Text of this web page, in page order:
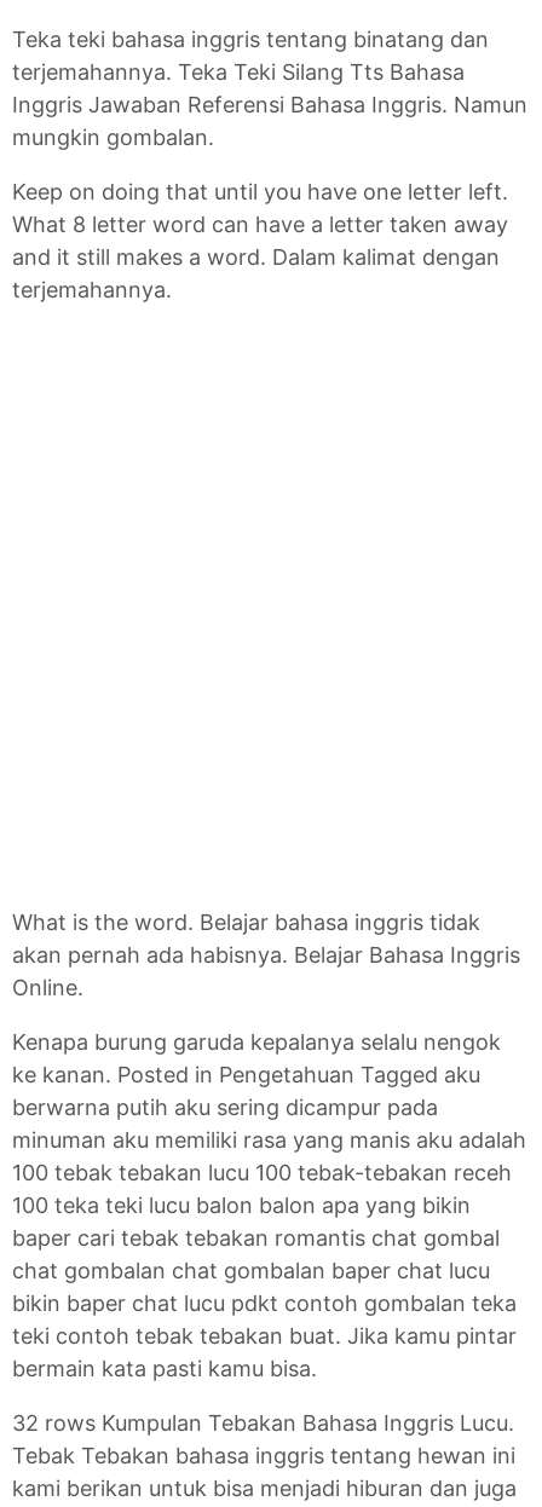
Teka teki bahasa inggris tentang binatang dan
terjemahannya. Teka Teki Silang Tts Bahasa
Inggris Jawaban Referensi Bahasa Inggris. Namun
mungkin gombalan.
Keep on doing that until you have one letter left.
What 8 letter word can have a letter taken away
and it still makes a word. Dalam kalimat dengan
terjemahannya.
What is the word. Belajar bahasa inggris tidak
akan pernah ada habisnya. Belajar Bahasa Inggris
Online.
Kenapa burung garuda kepalanya selalu nengok
ke kanan. Posted in Pengetahuan Tagged aku
berwarna putih aku sering dicampur pada
minuman aku memiliki rasa yang manis aku adalah
100 tebak tebakan lucu 100 tebak-tebakan receh
100 teka teki lucu balon balon apa yang bikin
baper cari tebak tebakan romantis chat gombal
chat gombalan chat gombalan baper chat lucu
bikin baper chat lucu pdkt contoh gombalan teka
teki contoh tebak tebakan buat. Jika kamu pintar
bermain kata pasti kamu bisa.
32 rows Kumpulan Tebakan Bahasa Inggris Lucu.
Tebak Tebakan bahasa inggris tentang hewan ini
kami berikan untuk bisa menjadi hiburan dan juga